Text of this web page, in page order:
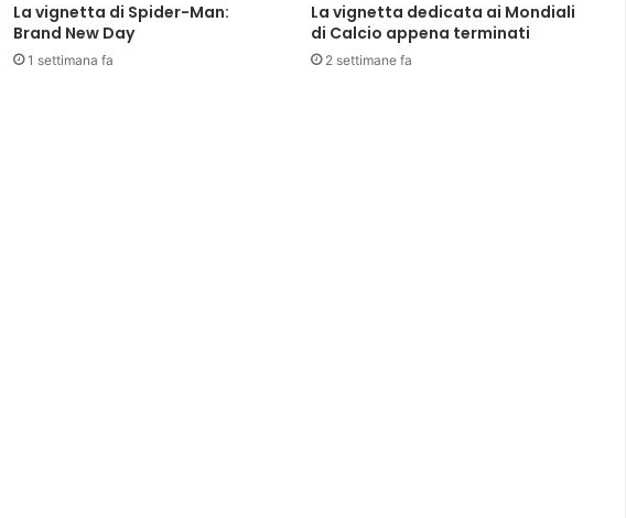
La vignetta di Spider-Man:
Brand New Day
1 settimana fa
La vignetta dedicata ai Mondiali
di Calcio appena terminati
2 settimane fa